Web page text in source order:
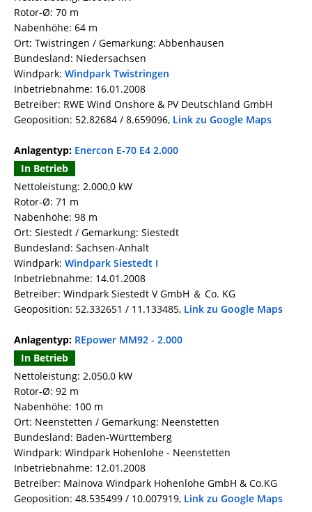
Rotor-Ø: 70 m
Nabenhöhe: 64 m
Ort: Twistringen / Gemarkung: Abbenhausen
Bundesland: Niedersachsen
Windpark: Windpark Twistringen
Inbetriebnahme: 16.01.2008
Betreiber: RWE Wind Onshore & PV Deutschland GmbH
Geoposition: 52.82684 / 8.659096, Link zu Google Maps
Anlagentyp: Enercon E-70 E4 2.000
In Betrieb
Nettoleistung: 2.000,0 kW
Rotor-Ø: 71 m
Nabenhöhe: 98 m
Ort: Siestedt / Gemarkung: Siestedt
Bundesland: Sachsen-Anhalt
Windpark: Windpark Siestedt I
Inbetriebnahme: 14.01.2008
Betreiber: Windpark Siestedt V GmbH ＆ Co. KG
Geoposition: 52.332651 / 11.133485, Link zu Google Maps
Anlagentyp: REpower MM92 - 2.000
In Betrieb
Nettoleistung: 2.050,0 kW
Rotor-Ø: 92 m
Nabenhöhe: 100 m
Ort: Neenstetten / Gemarkung: Neenstetten
Bundesland: Baden-Württemberg
Windpark: Windpark Hohenlohe - Neenstetten
Inbetriebnahme: 12.01.2008
Betreiber: Mainova Windpark Hohenlohe GmbH & Co.KG
Geoposition: 48.535499 / 10.007919, Link zu Google Maps